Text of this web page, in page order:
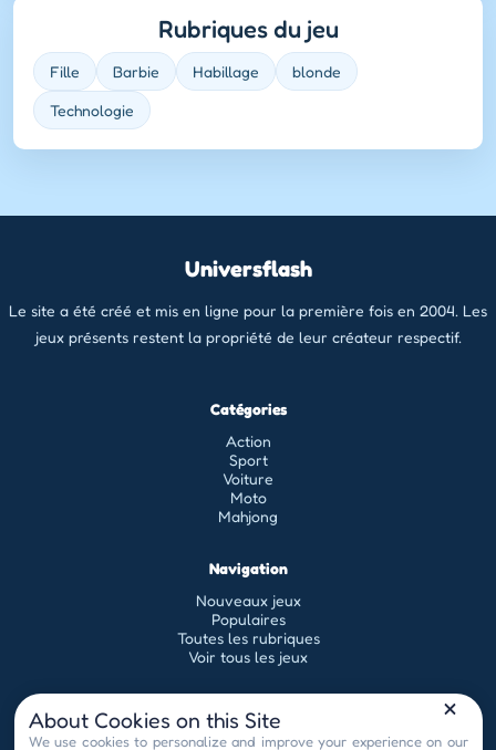
Rubriques du jeu
Fille Barbie Habillage blonde
Technologie
Universflash
Le site a été créé et mis en ligne pour la première fois en 2004. Les
jeux présents restent la propriété de leur créateur respectif.
Catégories
Action
Sport
Voiture
Moto
Mahjong
Navigation
Nouveaux jeux
Populaires
Toutes les rubriques
Voir tous les jeux
Légal
Conditions générales d'utilisation
About Cookies on this Site
We use cookies to personalize and improve your experience on our